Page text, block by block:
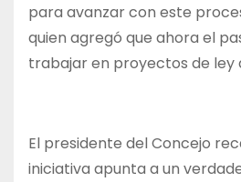
para avanzar con este
quien agregó que ahora el
trabajar en proyectos de ley
El presidente del Concejo
iniciativa apunta a un